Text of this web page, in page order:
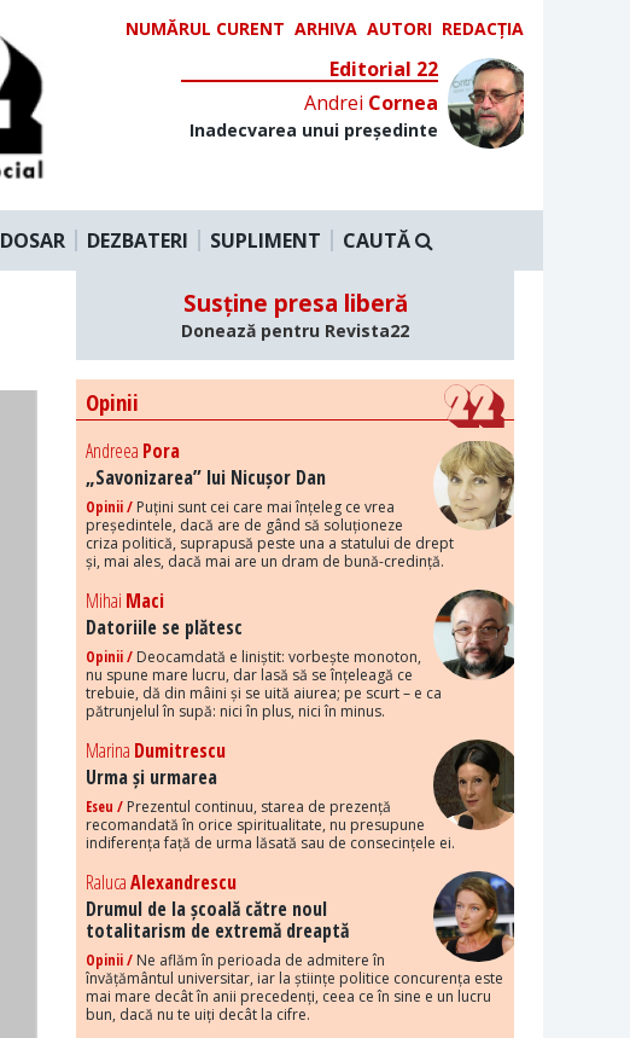
NUMĂRUL CURENT ARHIVA AUTORI REDACȚIA
Editorial 22
Andrei Cornea
Inadecvarea unui președinte
DOSAR DEZBATERI SUPLIMENT CAUTĂ
Susține presa liberă
Donează pentru Revista22
Opinii
Andreea Pora
„Savonizarea” lui Nicușor Dan
Opinii / Puțini sunt cei care mai înțeleg ce vrea
președintele, dacă are de gând să soluționeze
criza politică, suprapusă peste una a statului de drept
și, mai ales, dacă mai are un dram de bună-credință.
Mihai Maci
Datoriile se plătesc
Opinii / Deocamdată e liniștit: vorbește monoton,
nu spune mare lucru, dar lasă să se înțeleagă ce
trebuie, dă din mâini și se uită aiurea; pe scurt – e ca
pătrunjelul în supă: nici în plus, nici în minus.
Marina Dumitrescu
Urma și urmarea
Eseu / Prezentul continuu, starea de prezență
recomandată în orice spiritualitate, nu presupune
indiferența față de urma lăsată sau de consecințele ei.
RalucaAlexandrescu
Drumul de la școală către noul
totalitarism de extremă dreaptă
Opinii / Ne aflăm în perioada de admitere în
învățământul universitar, iar la științe politice concurența este
mai mare decât în anii precedenți, ceea ce în sine e un lucru
bun, dacă nu te uiți decât la cifre.